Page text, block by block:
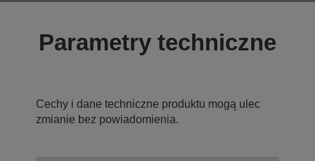
Parametry techniczne
Cechy i dane techniczne produktu mogą ulec
zmianie bez powiadomienia.